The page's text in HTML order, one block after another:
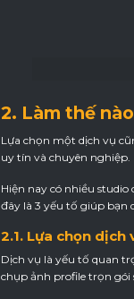
2. Làm thế
Lựa chọn một dịch vụ
uy tín và chuyên nghiệp.
Hiện nay có nhiều
đây là 3 yếu tố giúp bạn
2.1. Lựa chọn dịch
Dịch vụ là yếu tố quan
chụp ảnh profile trọn gói